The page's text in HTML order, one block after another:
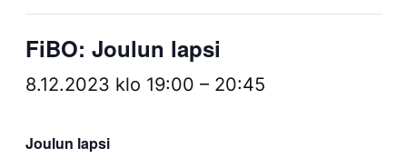
FiBO: Joulun lapsi
8.12.2023 klo 19:00 – 20:45
Joulun lapsi